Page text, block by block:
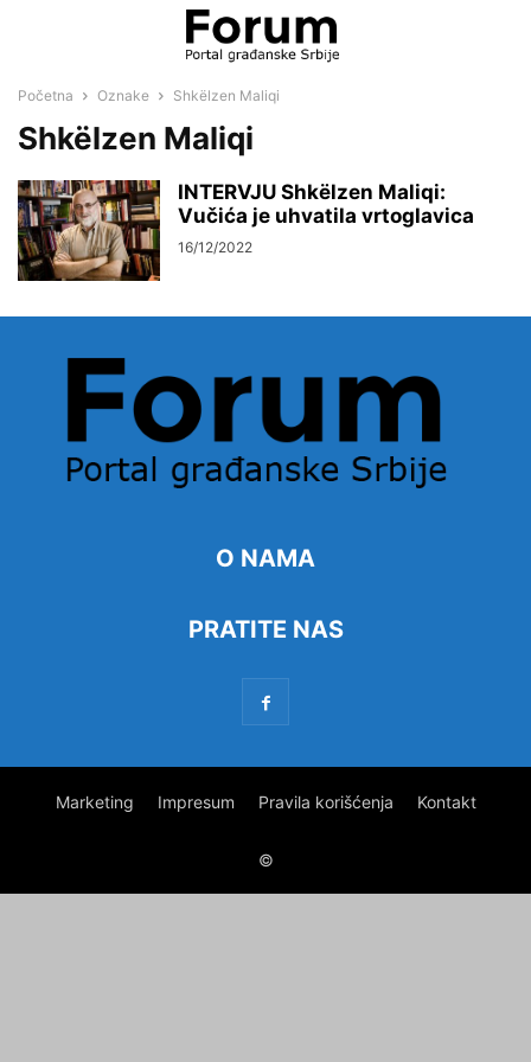
Početna Oznake Shkëlzen Maliqi
Shkëlzen Maliqi
INTERVJU Shkëlzen Maliqi:
Vučića je uhvatila vrtoglavica
16/12/2022
O NAMA
PRATITE NAS
Marketing Impresum Pravila korišćenja Kontakt
©